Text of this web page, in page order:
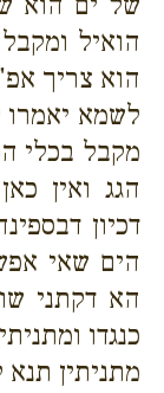
הואיל
הוא צריך
לשמא
מקבל בכלי
הגג ואין
דכיון
הים שאי
הא דקתני
כנגדו
מתניתין